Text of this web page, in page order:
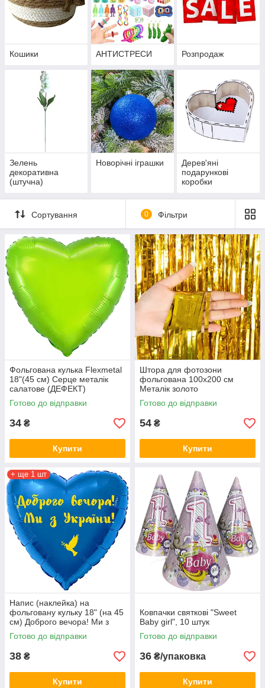
Кошики АНТИСТРЕСИ Розпродаж
Зелень
декоративна
(штучна)
Новорічні іграшки
Дерев'яні
подарункові
коробки
Сортування 0 Фільтри
Фольгована кулька Flexmetal
18"(45 см) Серце металік
салатове (ДЕФЕКТ)
Готово до відправки
34 ₴
Купити
Штора для фотозони
фольгована 100х200 см
Металік золото
Готово до відправки
54 ₴
Купити
+ ще 1 шт
Напис (наклейка) на
фольговану кульку 18" (на 45
см) Доброго вечора! Ми з
України! (будь-який колір)
Готово до відправки
38 ₴
Купити
Ковпачки святкові "Sweet
Baby girl", 10 штук
Готово до відправки
36 ₴/упаковка
Купити